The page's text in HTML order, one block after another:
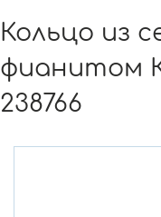
Кольцо из
фианитом
238766